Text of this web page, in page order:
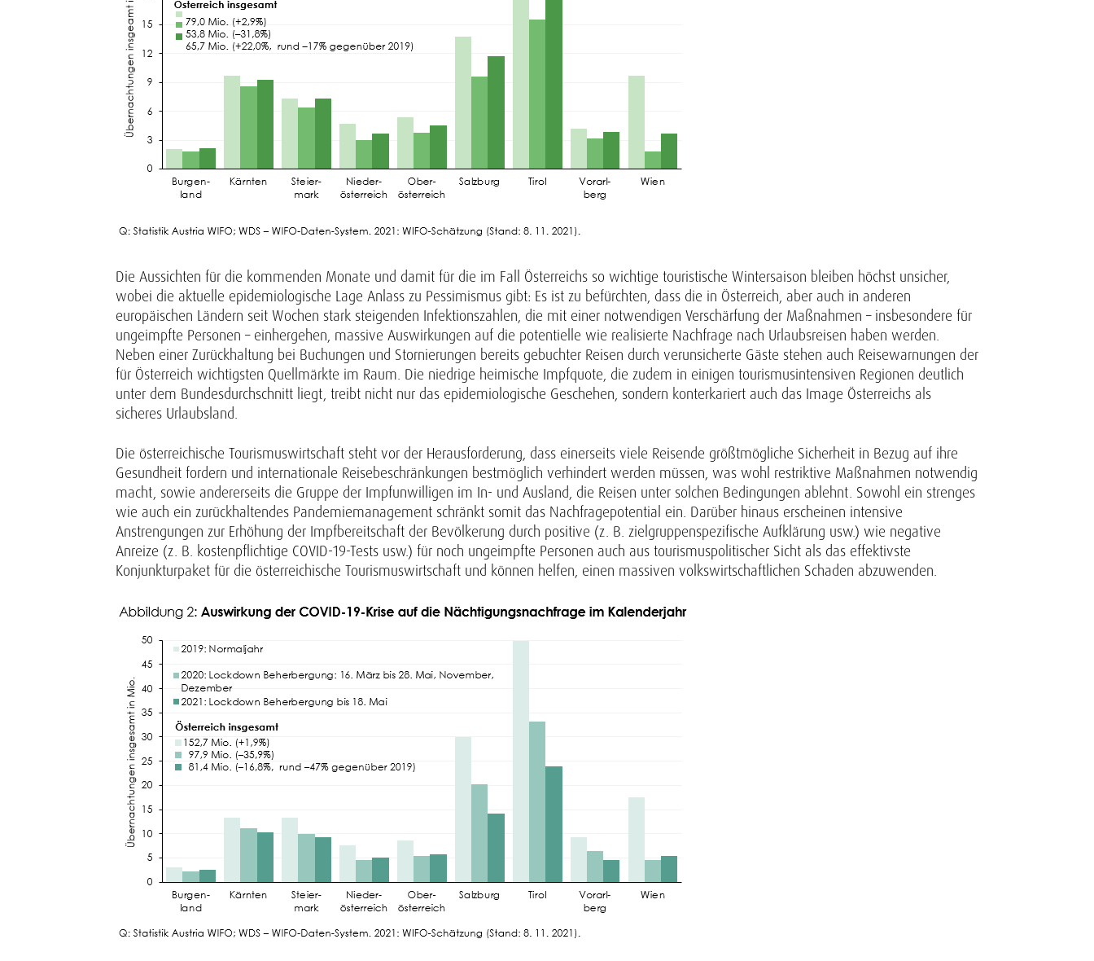
Die Aussichten für die kommenden Monate und damit für die im Fall Österreichs so wichtige touristische Wintersaison bleiben höchst unsicher,
wobei die aktuelle epidemiologische Lage Anlass zu Pessimismus gibt: Es ist zu befürchten, dass die in Österreich, aber auch in anderen
europäischen Ländern seit Wochen stark steigenden Infektionszahlen, die mit einer notwendi­gen Verschärfung der Maßnahmen – insbesondere für
ungeimpfte Personen – einhergehen, massive Auswirkungen auf die potentielle wie realisierte Nachfrage nach Urlaubsreisen haben werden.
Neben einer Zurückhaltung bei Buchungen und Stornierungen bereits gebuchter Reisen durch verunsicherte Gäste stehen auch Reisewarnungen der
für Österreich wichtigsten Quellmärkte im Raum. Die niedrige heimische Impfquote, die zudem in einigen tourismusintensiven Regionen deutlich
unter dem Bundesdurchschnitt liegt, treibt nicht nur das epidemiologische Geschehen, sondern konterkariert auch das Image Österreichs als
sicheres Urlaubsland.
Die österreichische Tourismuswirtschaft steht vor der Herausforderung, dass einerseits viele Reisende größtmögliche Sicherheit in Bezug auf ihre
Gesundheit fordern und internationale Reisebeschränkungen bestmöglich verhindert werden müssen, was wohl restriktive Maßnahmen notwendig
macht, sowie andererseits die Gruppe der Impfunwilligen im In- und Ausland, die Reisen unter solchen Bedingungen ablehnt. Sowohl ein strenges
wie auch ein zurückhaltendes Pandemiemanagement schränkt somit das Nachfragepotential ein. Darüber hinaus erscheinen intensive
Anstrengungen zur Erhöhung der Impfbereitschaft der Bevölkerung durch positive (z. B. zielgruppenspezifische Aufklärung usw.) wie negative
Anreize (z. B. kostenpflichtige COVID-19-Tests usw.) für noch ungeimpfte Personen auch aus tourismuspolitischer Sicht als das effektivste
Konjunkturpaket für die österreichische Tourismuswirtschaft und können helfen, einen massiven volkswirtschaftlichen Schaden abzuwenden.